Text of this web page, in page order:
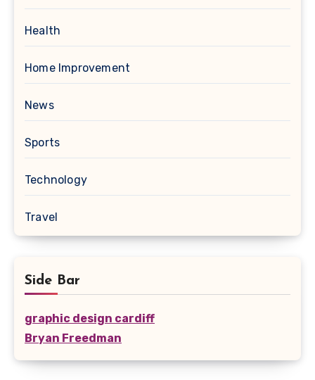
Health
Home Improvement
News
Sports
Technology
Travel
Side Bar
graphic design cardiff
Bryan Freedman